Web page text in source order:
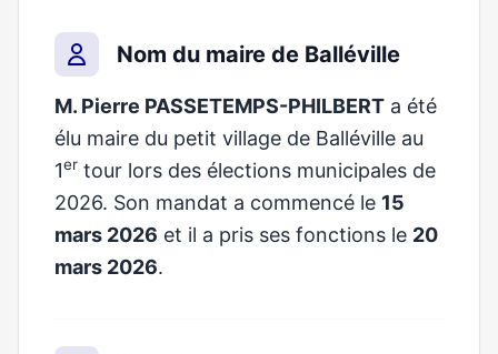
Nom du maire de Balléville
M. Pierre PASSETEMPS-PHILBERT a été
élu maire du petit village de Balléville au
1er tour lors des élections municipales de
2026. Son mandat a commencé le 15
mars 2026 et il a pris ses fonctions le 20
mars 2026.